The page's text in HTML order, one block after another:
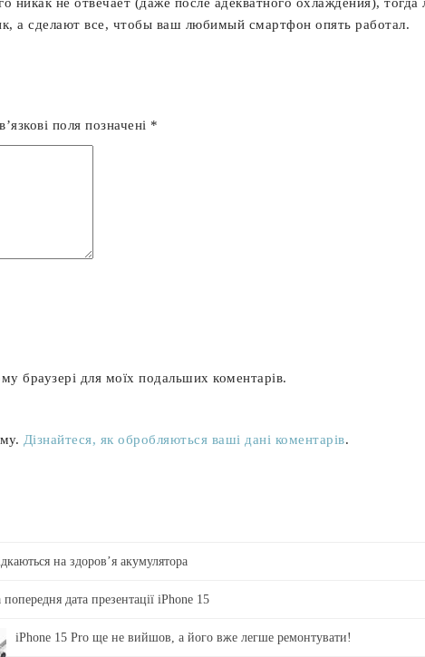
а сделают все, чтобы ваш любимый смартфон опять работал.
поля позначені *
браузері для моїх подальших коментарів.
Дізнайтеся, як обробляються ваші дані коментарів.
на здоровʼя акумулятора
попередня дата презентації iPhone 15
iPhone 15 Pro ще не вийшов, а його вже легше ремонтувати!